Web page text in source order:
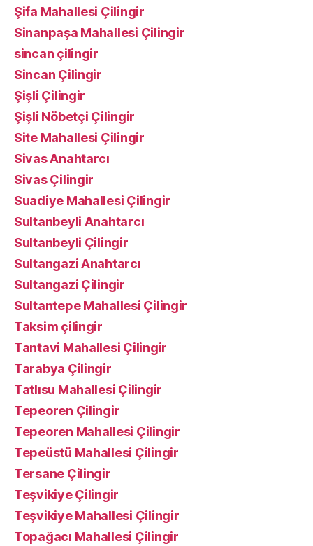
Şifa Mahallesi Çilingir
Sinanpaşa Mahallesi Çilingir
sincan çilingir
Sincan Çilingir
Şişli Çilingir
Şişli Nöbetçi Çilingir
Site Mahallesi Çilingir
Sivas Anahtarcı
Sivas Çilingir
Suadiye Mahallesi Çilingir
Sultanbeyli Anahtarcı
Sultanbeyli Çilingir
Sultangazi Anahtarcı
Sultangazi Çilingir
Sultantepe Mahallesi Çilingir
Taksim çilingir
Tantavi Mahallesi Çilingir
Tarabya Çilingir
Tatlısu Mahallesi Çilingir
Tepeoren Çilingir
Tepeoren Mahallesi Çilingir
Tepeüstü Mahallesi Çilingir
Tersane Çilingir
Teşvikiye Çilingir
Teşvikiye Mahallesi Çilingir
Topağacı Mahallesi Çilingir